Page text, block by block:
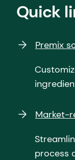
Quick
Premix
Market-
process